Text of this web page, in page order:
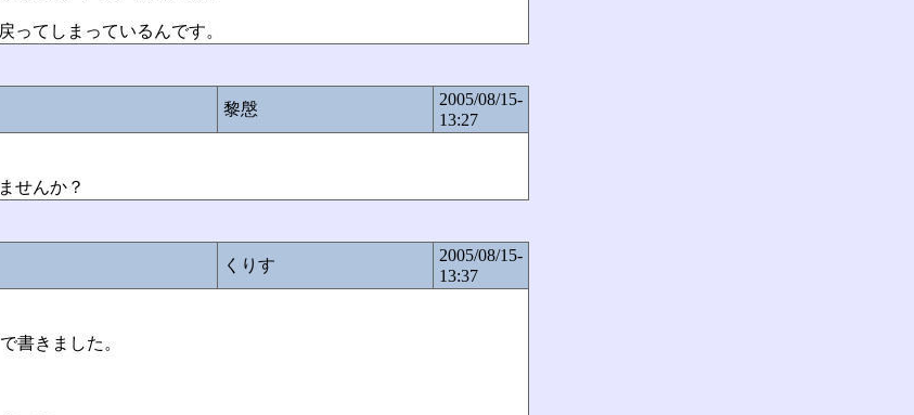
ってしまっているんです。
黎慇
2005/08/15-
13:27
せんか？
くりす
2005/08/15-
13:37
書きました。